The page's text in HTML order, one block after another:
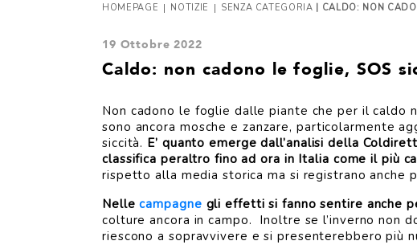
HOMEPAGE | NOTIZIE | SENZA CATEGORIA | CALDO: NON
19 Ottobre 2022
Caldo: non cadono le foglie, SOS
Non cadono le foglie dalle piante che per il caldo
sono ancora mosche e zanzare, particolarmente
siccità. E’ quanto emerge dall’analisi della
classifica peraltro fino ad ora in Italia come il più
rispetto alla media storica ma si registrano anche
Nellecampagne gli effetti si fanno sentire anche
colture ancora in campo. Inoltre se l’inverno non
riescono a sopravvivere e si presenterebbero più